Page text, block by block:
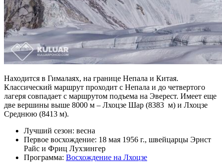
Находится в Гималаях, на границе Непала и Китая.
Классический маршрут проходит с Непала и до четвертого
лагеря совпадает с маршрутом подъема на Эверест. Имеет еще
две вершины выше 8000 м – Лхоцзе Шар (8383 м) и Лхоцзе
Среднюю (8413 м).
Лучший сезон: весна
Первое восхождение: 18 мая 1956 г., швейцарцы Эрнст
Райс и Фриц Лухзингер
Программа: Восхождение на Лхоцзе